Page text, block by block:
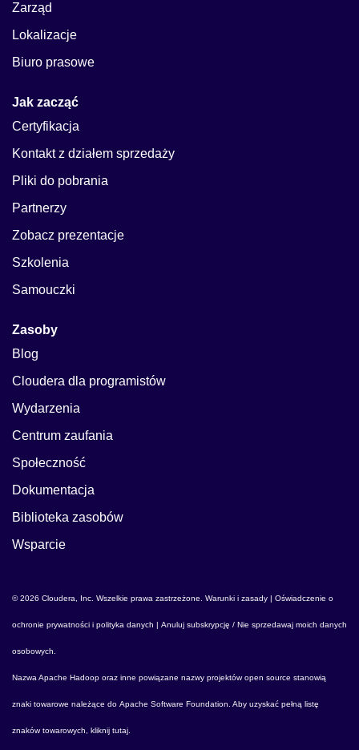
Zarząd
Lokalizacje
Biuro prasowe
Jak zacząć
Certyfikacja
Kontakt z działem sprzedaży
Pliki do pobrania
Partnerzy
Zobacz prezentacje
Szkolenia
Samouczki
Zasoby
Blog
Cloudera dla programistów
Wydarzenia
Centrum zaufania
Społeczność
Dokumentacja
Biblioteka zasobów
Wsparcie
© 2026 Cloudera, Inc. Wszelkie prawa zastrzeżone. Warunki i zasady Oświadczenie o
ochronie prywatności i polityka danych Anuluj subskrypcję / Nie sprzedawaj moich danych
osobowych.
NazwaApache Hadoop oraz inne powiązane nazwy projektów open source stanowią
znaki towarowe należące do Apache Software Foundation. Aby uzyskać pełną listę
znaków towarowych, kliknij tutaj.